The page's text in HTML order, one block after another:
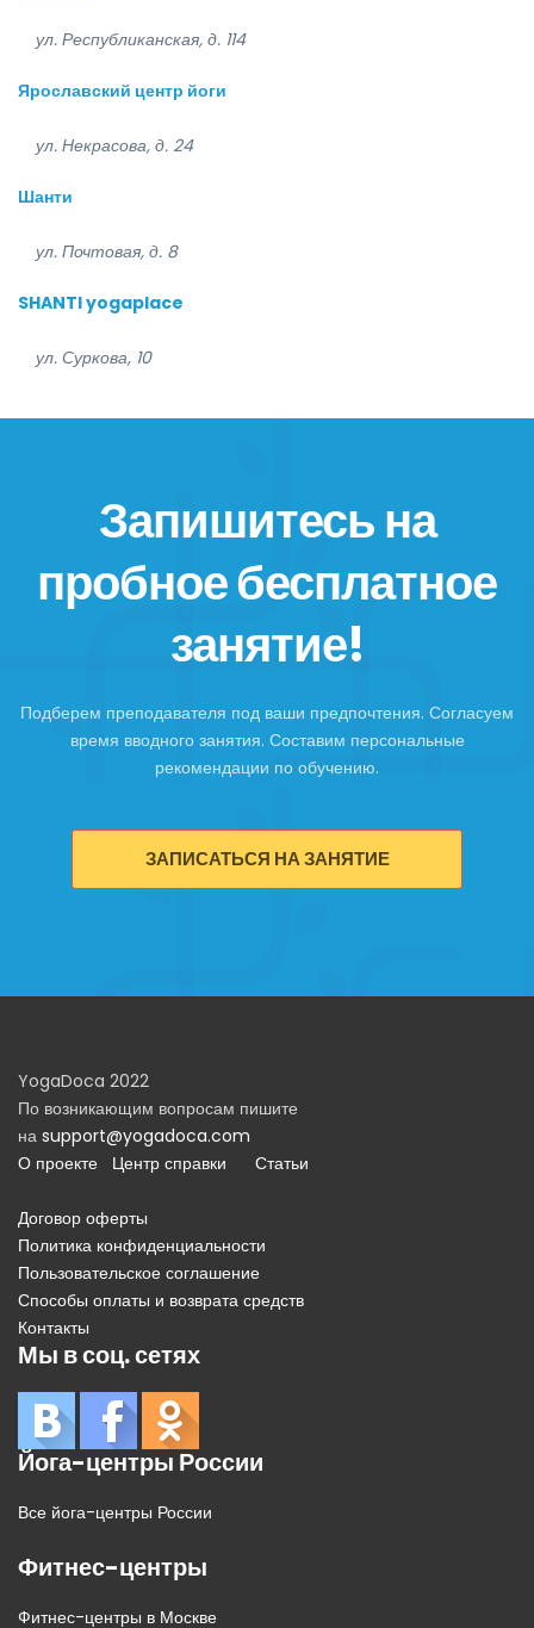
ул. Республиканская, д. 114
Ярославский центр йоги
ул. Некрасова, д. 24
Шанти
ул. Почтовая, д. 8
SHANTI yogaplace
ул. Суркова, 10
Запишитесь на
пробное бесплатное
занятие!
Подберем преподавателя под ваши предпочтения. Согласуем
время вводного занятия. Составим персональные
рекомендации по обучению.
ЗАПИСАТЬСЯ НА ЗАНЯТИЕ
YogaDoca 2022
По возникающим вопросам пишите
на support@yogadoca.com
О проекте
Центр справки Статьи
Договор оферты
Политика конфиденциальности
Пользовательское соглашение
Способы оплаты и возврата средств
Контакты
Мы в соц. сетях
Йога-центры России
Все йога-центры России
Фитнес-центры
Фитнес-центры в Москве